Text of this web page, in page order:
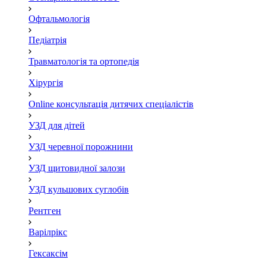
Офтальмологія
Педіатрія
Травматологія та ортопедія
Хірургія
Online консультація дитячих спеціалістів
УЗД для дітей
УЗД черевної порожнини
УЗД щитовидної залози
УЗД кульшових суглобів
Рентген
Варілрікс
Гексаксім